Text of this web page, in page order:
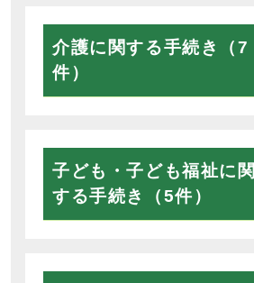
介護に関する手続き（7
件）
子ども・子ども福祉に関
する手続き（5件）